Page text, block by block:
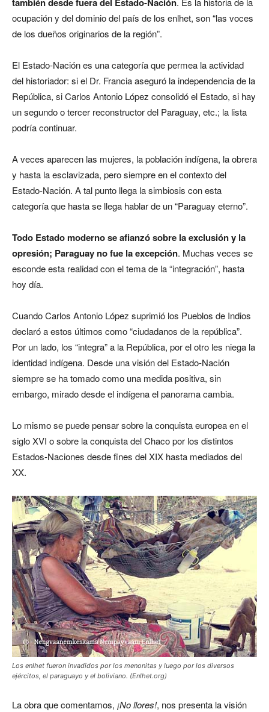
ocupación y del dominio del país de los enlhet, son “las voces
de los dueños originarios de la región”.
El Estado-Nación es una categoría que permea la actividad
del historiador: si el Dr. Francia aseguró la independencia de la
República, si Carlos Antonio López consolidó el Estado, si hay
un segundo o tercer reconstructor del Paraguay, etc.; la lista
podría continuar.
A veces aparecen las mujeres, la población indígena, la obrera
y hasta la esclavizada, pero siempre en el contexto del
Estado-Nación. A tal punto llega la simbiosis con esta
categoría que hasta se llega hablar de un “Paraguay eterno”.
Todo Estado moderno se afianzó sobre la exclusión y la
opresión; Paraguay no fue la excepción. Muchas veces se
esconde esta realidad con el tema de la “integración”, hasta
hoy día.
Cuando Carlos Antonio López suprimió los Pueblos de Indios
declaró a estos últimos como “ciudadanos de la república”.
Por un lado, los “integra” a la República, por el otro les niega la
identidad indígena. Desde una visión del Estado-Nación
siempre se ha tomado como una medida positiva, sin
embargo, mirado desde el indígena el panorama cambia.
Lo mismo se puede pensar sobre la conquista europea en el
siglo XVI o sobre la conquista del Chaco por los distintos
Estados-Naciones desde fines del XIX hasta mediados del
XX.
Los enlhet fueron invadidos por los menonitas y luego por los diversos
ejércitos, el paraguayo y el boliviano. (Enlhet.org)
La obra que comentamos, ¡No llores!, nos presenta la visión